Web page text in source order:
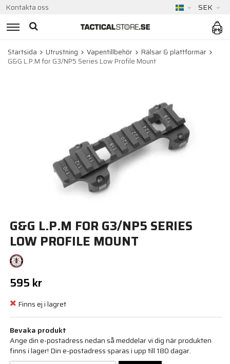
Kontakta oss SEK
Startsida Utrustning Vapentillbehör
Rälsar & plattformar
G&G L.P.M for G3/NP5 Series Low Profile Mount
G&G L.P.M FOR G3/NP5 SERIES
LOW PROFILE MOUNT
595 kr
Finns ej i lagret
Bevaka produkt
Ange din e-postadress nedan så meddelar vi dig när produkten
finns i lager! Din e-postadress sparas i upp till 180 dagar.